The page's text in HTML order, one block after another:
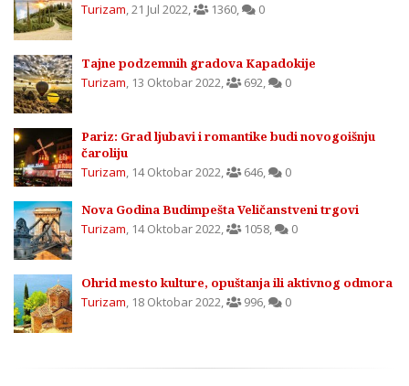
Turizam,21 Jul 2022, 1360, 0
Tajne podzemnih gradova Kapadokije
Turizam, 13 Oktobar 2022, 692, 0
Pariz: Grad ljubavi i romantike budi novogoišnju
čaroliju
Turizam, 14 Oktobar 2022, 646, 0
Nova Godina Budimpešta Veličanstveni trgovi
Turizam, 14 Oktobar 2022, 1058, 0
Ohrid mesto kulture, opuštanja ili aktivnog odmora
Turizam, 18 Oktobar 2022, 996, 0